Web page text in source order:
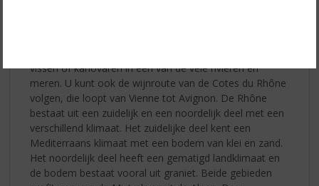
vissen of kanovaren in één van de vele rivieren en
meren. U kunt ook de wijnroute van de Cotes du Rhône
volgen, die loopt van Vienne tot Avignon. De Rhône
bestaat uit een zuidelijk en een noordelijk deel met een
verschillend klimaat. Het zuidelijke deel kent een
Mediterraans klimaat met een bodem van klei en zand.
Het noordelijk deel heeft een gematigd landklimaat en
de bodem bestaat vooral uit graniet. Beide gebieden